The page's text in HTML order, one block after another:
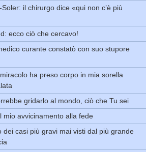
il chirurgo dice «qui non c’è più
ecco ciò che cercavo!
curante constatò con suo stupore
ha preso corpo in mia sorella
gridarlo al mondo, ciò che Tu sei
mio avvicinamento alla fede
dei casi più gravi mai visti dal più grande